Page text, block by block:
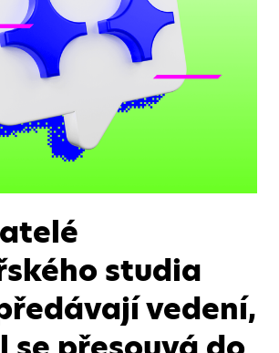
studia
vedení,